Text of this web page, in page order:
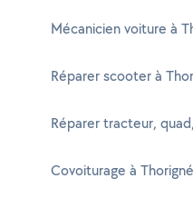
Mécanicien voiture à
Réparer scooter à
Réparer tracteur,
Covoiturage à